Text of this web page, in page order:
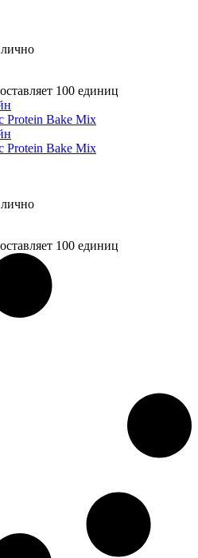
100 единиц
Protein Bake Mix
Protein Bake Mix
100 единиц